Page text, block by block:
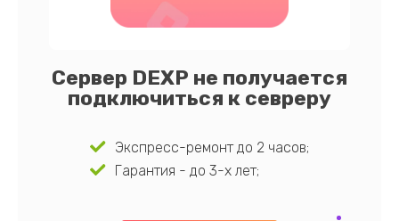
Сервер DEXP не получается
подключиться к севреру
Экспресс-ремонт до 2 часов;
Гарантия - до 3-х лет;